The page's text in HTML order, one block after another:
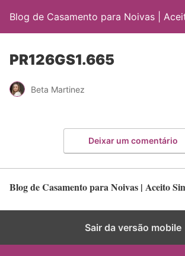
Blog de Casamento para Noivas |
PR126GS1.665
Beta Martinez
Deixar um comentário
Blog de Casamento para Noivas | Aceito
Sair da versão mobile